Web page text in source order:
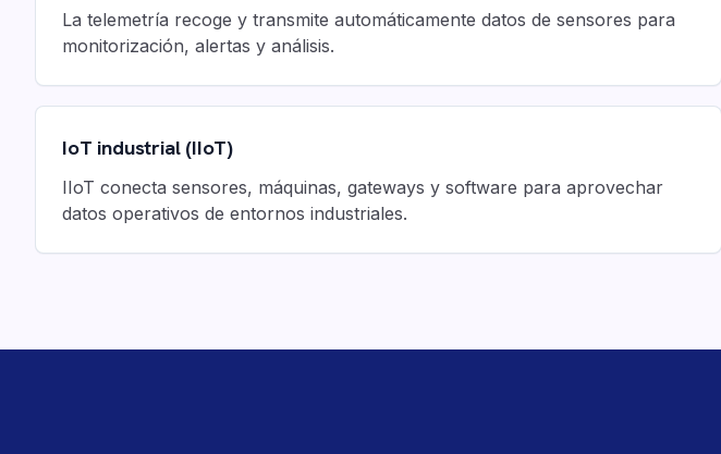
La telemetría recoge y transmite automáticamente datos de sensores para
monitorización, alertas y análisis.
IoT industrial (IIoT)
IIoT conecta sensores, máquinas, gateways y software para aprovechar
datos operativos de entornos industriales.